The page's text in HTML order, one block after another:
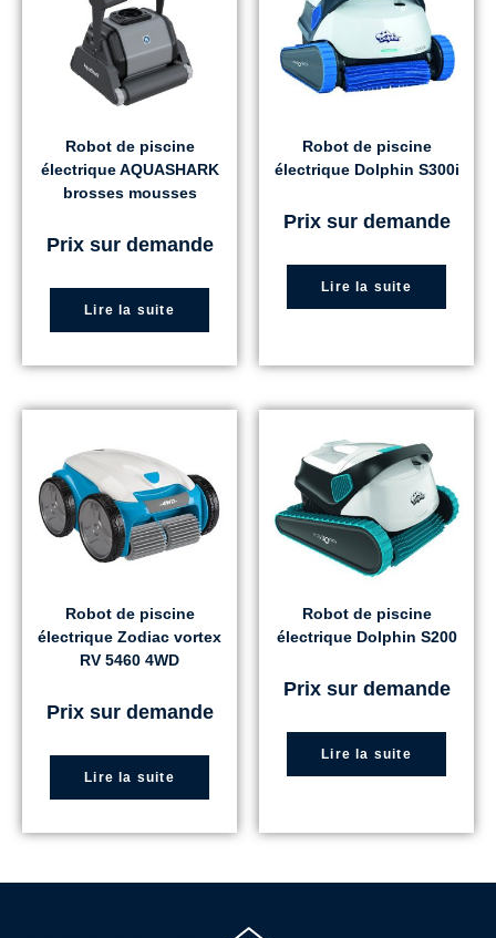
Robot de piscine
électrique AQUASHARK
brosses mousses
Prix sur demande
Lire la suite
Robot de piscine
électrique Dolphin S300i
Prix sur demande
Lire la suite
Robot de piscine
électrique Zodiac vortex
RV 5460 4WD
Prix sur demande
Lire la suite
Robot de piscine
électrique Dolphin S200
Prix sur demande
Lire la suite